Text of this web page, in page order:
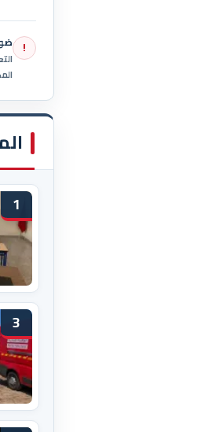
!
1
3